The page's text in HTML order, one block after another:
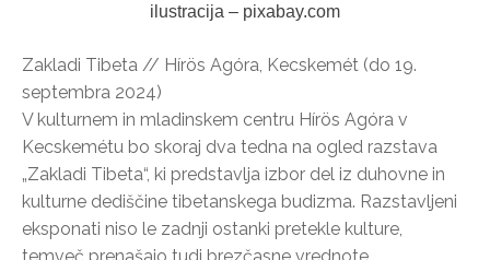
ilustracija – pixabay.com
Zakladi Tibeta // Hírös Agóra, Kecskemét (do 19.
septembra 2024)
V kulturnem in mladinskem centru Hírös Agóra v
Kecskemétu bo skoraj dva tedna na ogled razstava
„Zakladi Tibeta“, ki predstavlja izbor del iz duhovne in
kulturne dediščine tibetanskega budizma. Razstavljeni
eksponati niso le zadnji ostanki pretekle kulture,